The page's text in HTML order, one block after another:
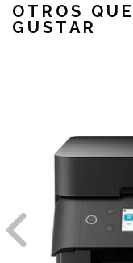
OTROS
GUSTAR